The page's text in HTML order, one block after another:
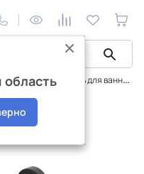
Смеситель для ванны Aquatek Европа термостатический AQ1343MB
область